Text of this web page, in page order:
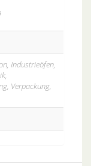
Industrieöfen,
Verpackung,